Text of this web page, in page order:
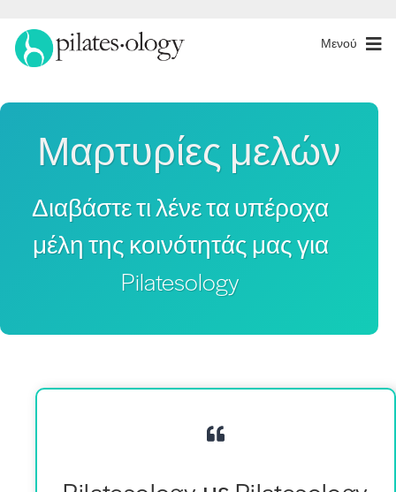
Μενού
Μαρτυρίες μελών
Διαβάστε τι λένε τα υπέροχα
μέλη της κοινότητάς μας για
Pilatesology